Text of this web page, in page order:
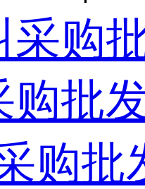
采购
购批
购批